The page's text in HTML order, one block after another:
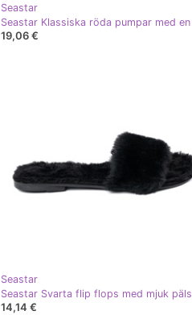
Seastar
19,06 €
Seastar
Seastar Svarta flip flops med mjuk päls
14,14 €